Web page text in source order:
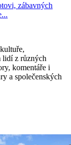
zábavných
lidí z různých
komentáře i
a společenských